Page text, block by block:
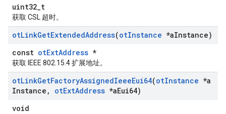
uint32_t
获取 CSL 超时。
otLinkGetExtendedAddress(otInstance *aInstance)
const otExtAddress *
获取 IEEE 802.15.4 扩展地址。
otLinkGetFactoryAssignedIeeeEui64(otInstance *a
Instance , otExtAddress *aEui64)
void